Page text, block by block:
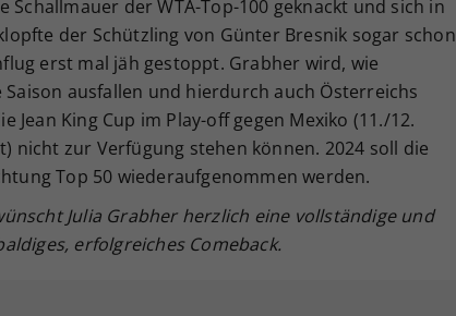
der WTA-Top-100 geknackt und sich in
der Schützling von Günter Bresnik sogar schon
erst mal jäh gestoppt. Grabher wird, wie
ausfallen und hierdurch auch Österreichs
King Cup im Play-off gegen Mexiko (11./12.
nicht zur Verfügung stehen können. 2024 soll die
Top 50 wiederaufgenommen werden.
Julia Grabher herzlich eine vollständige und
erfolgreiches Comeback.